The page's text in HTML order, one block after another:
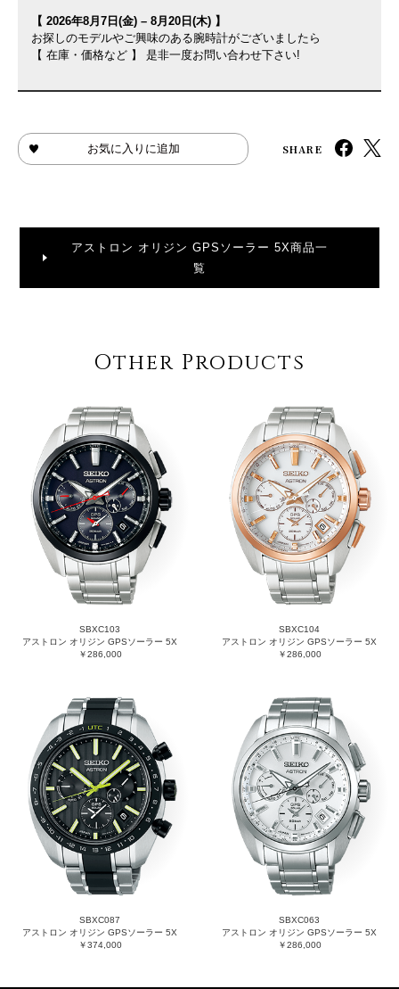
【 2026年8月7日(金) – 8月20日(木) 】
お探しのモデルやご興味のある腕時計がございましたら
【 在庫・価格など 】 是非一度お問い合わせ下さい!
お気に入りに追加 SHARE
アストロン オリジン GPSソーラー 5X商品一
覧
Other Products
SBXC103
アストロン オリジン GPSソーラー 5X
￥286,000
SBXC104
アストロン オリジン GPSソーラー 5X
￥286,000
SBXC087
アストロン オリジン GPSソーラー 5X
￥374,000
SBXC063
アストロン オリジン GPSソーラー 5X
￥286,000